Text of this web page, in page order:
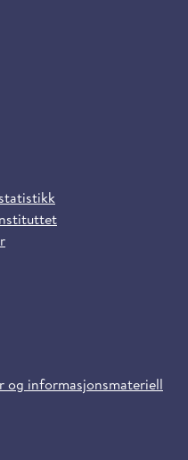
og informasjonsmateriell